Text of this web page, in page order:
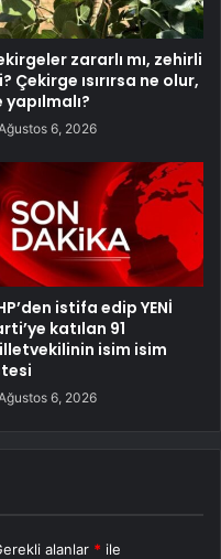
zararlı mı, zehirli
Çekirge ısırırsa ne olur,
yapılmalı?
6, 2026
istifa edip YENİ
katılan 91
isim isim
6, 2026
alanlar * ile